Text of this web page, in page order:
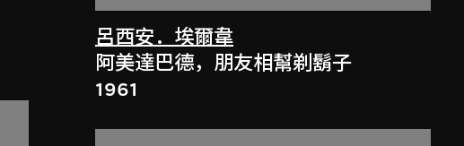
呂西安．埃爾韋
阿美達巴德，朋友相幫剃鬍子
1961